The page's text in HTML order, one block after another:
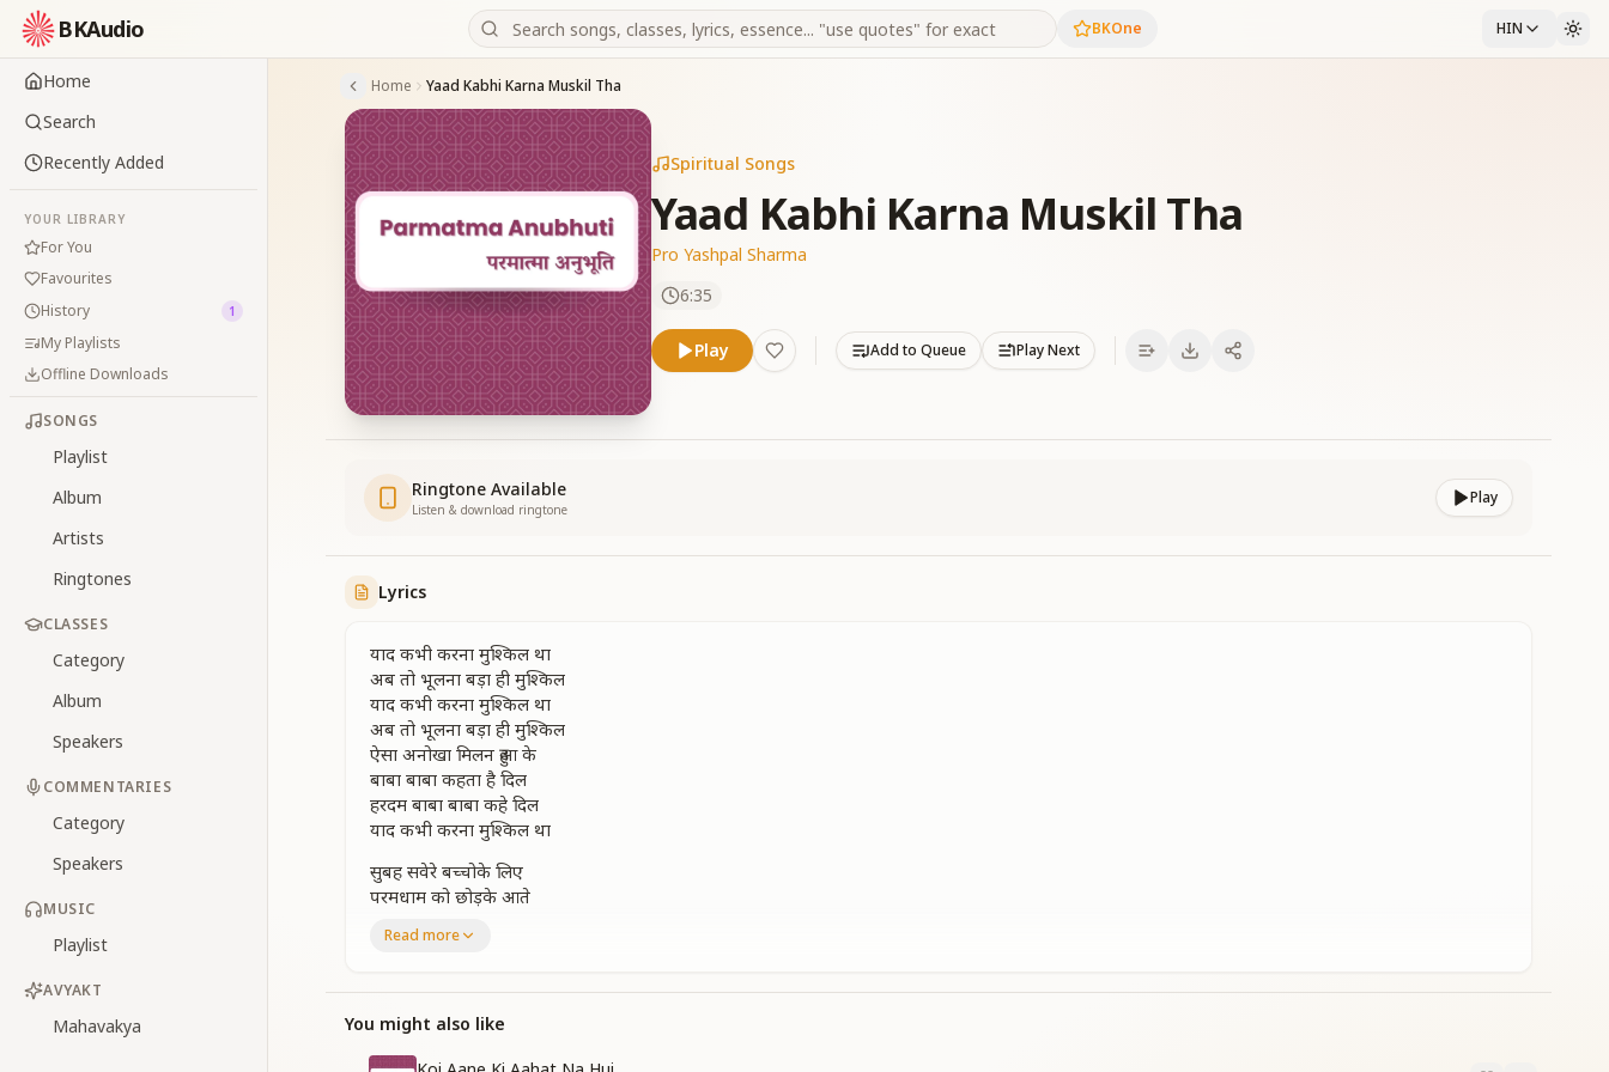
BKAudio BKOne HIN
Home
Search
Recently Added
YOUR LIBRARY
For You
Favourites
History
1
My Playlists
Offline Downloads
SONGS
Playlist
Album
Artists
Ringtones
CLASSES
Category
Album
Speakers
COMMENTARIES
Category
Speakers
MUSIC
Playlist
AVYAKT
Mahavakya
Home Yaad Kabhi Karna Muskil Tha
Spiritual Songs
Yaad Kabhi Karna Muskil Tha
Pro Yashpal Sharma
6:35
Play Add to Queue Play Next
Ringtone Available
Listen & download ringtone
Play
Lyrics
याद कभी करना मुश्किल था
अब तो भूलना बड़ा ही मुश्किल
याद कभी करना मुश्किल था
अब तो भूलना बड़ा ही मुश्किल
ऐसा अनोखा मिलन हुआ के
बाबा बाबा कहता है दिल
हरदम बाबा बाबा कहे दिल
याद कभी करना मुश्किल था
सुबह सवेरे बच्चोके लिए
परमधाम को छोड़के आते
अमृतवेले हमे जगाते
प्रभु मिलन से सबके चेहरे
खुशियों से जाते खिलखिल
Read more
You might also like